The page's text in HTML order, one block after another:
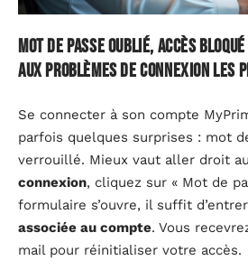
Mot de passe oublié, accès
aux problèmes de connexion les
Se connecter à son compte
parfois quelques surprises : mot
verrouillé. Mieux vaut aller droit
connexion, cliquez sur « Mot de
formulaire s’ouvre, il suffit d’entrer
associée au compte. Vous
mail pour réinitialiser votre accès.